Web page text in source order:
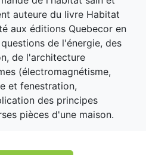
auteure du livre Habitat
aux éditions Quebecor en
de l'énergie, des
de l'architecture
(électromagnétisme,
et fenestration,
des principes
pièces d'une maison.